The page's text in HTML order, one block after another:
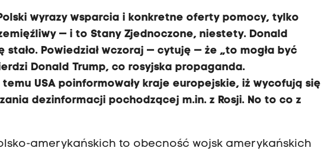
wyrazy wsparcia i konkretne oferty pomocy, tylko
— i to Stany Zjednoczone, niestety. Donald
Powiedział wczoraj — cytuję — że „to mogła być
Donald Trump, co rosyjska propaganda.
USA poinformowały kraje europejskie, iż wycofują się
dezinformacji pochodzącej m.in. z Rosji. No to co z
amerykańskich to obecność wojsk amerykańskich